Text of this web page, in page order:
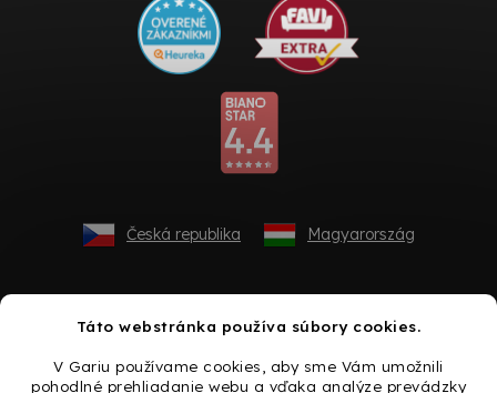
Táto webstránka používa súbory cookies.
V Gariu používame cookies, aby sme Vám umožnili
pohodlné prehliadanie webu a vďaka analýze prevádzky
Česká republika Magyarország